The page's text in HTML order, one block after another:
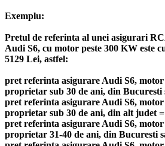
Exemplu:
Pretul de referinta al unei asigurari
Audi S6, cu motor peste 300 KW este
5129 Lei, astfel:
pret referinta asigurare Audi S6, motor
proprietar sub 30 de ani, din Bucuresti
pret referinta asigurare Audi S6, motor
proprietar sub 30 de ani, din alt judet
pret referinta asigurare Audi S6, motor
proprietar 31-40 de ani, din Bucuresti